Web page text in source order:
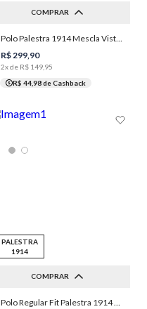
COMPRAR
P M G GG
XGG
Polo Palestra 1914 Mescla Vista Zíper Masculina Individual
R$299,90
2x de R$ 149 95
R$ 44,98de Cashback
PALESTRA
1914
COMPRAR
P M G GG XGG
Polo Regular Fit Palestra 1914 Vivada Masculina Individual